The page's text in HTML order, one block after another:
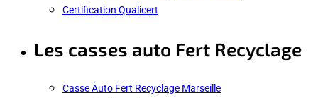
Certification Qualicert
Les casses auto Fert Recyclage
Casse Auto Fert Recyclage Marseille